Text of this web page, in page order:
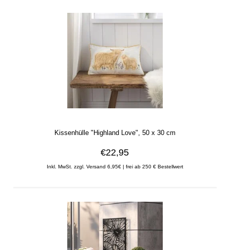
Kissenhülle "Highland Love", 50 x 30 cm
€22,95
Inkl. MwSt. zzgl. Versand 6,95€ | frei ab 250 € Bestellwert